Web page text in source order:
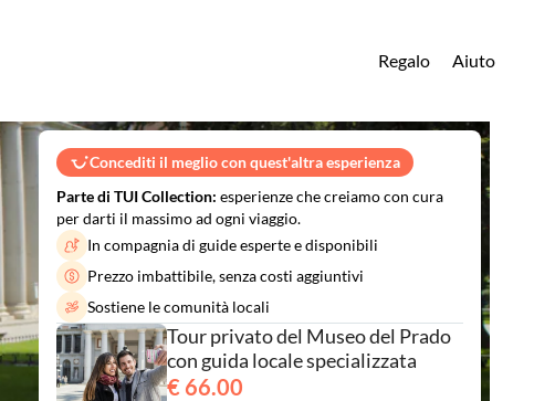
Regalo Aiuto
Concediti il meglio con quest'altra esperienza
Parte di TUI Collection: esperienze che creiamo con cura
per darti il massimo ad ogni viaggio.
In compagnia di guide esperte e disponibili
Prezzo imbattibile, senza costi aggiuntivi
Sostiene le comunità locali
Tour privato del Museo del Prado
con guida locale specializzata
€ 66.00